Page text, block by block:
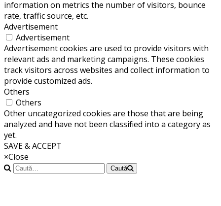
information on metrics the number of visitors, bounce
rate, traffic source, etc.
Advertisement
Advertisement
Advertisement cookies are used to provide visitors with
relevant ads and marketing campaigns. These cookies
track visitors across websites and collect information to
provide customized ads.
Others
Others
Other uncategorized cookies are those that are being
analyzed and have not been classified into a category as
yet.
SAVE & ACCEPT
×Close
Caută